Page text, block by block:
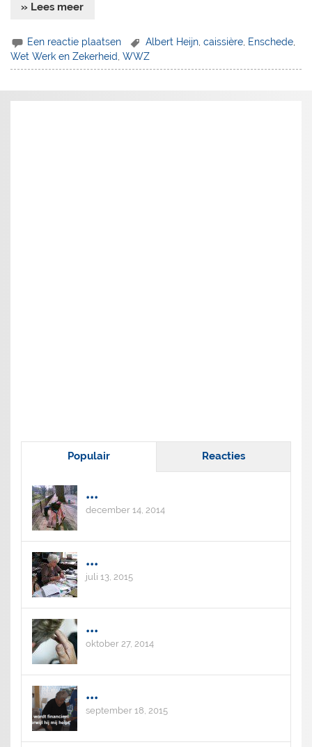
» Lees meer
Een reactie plaatsen Albert Heijn ,caissière Enschede
Wet Werk en Zekerheid ,WWZ
Populair Reacties
...
december 14, 2014
...
juli 13, 2015
...
oktober 27, 2014
...
september 18, 2015